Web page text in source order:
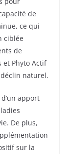
de
ce qui
ciblée
de
et Phyto Actif
naturel.
apport
De plus,
sur la